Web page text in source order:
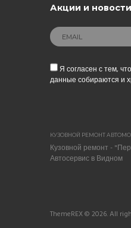
Акции и новости
Я согласен с тем,
данные собираются и
КУЗОВНОЙ РЕМОНТ
Кузовной ремонт -
Автосервис в Видном
ThemeREX © 2026. All